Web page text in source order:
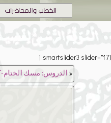
الخطب والمحاضرات
[smartslider3 slider="17"]
« الدروس: مسك